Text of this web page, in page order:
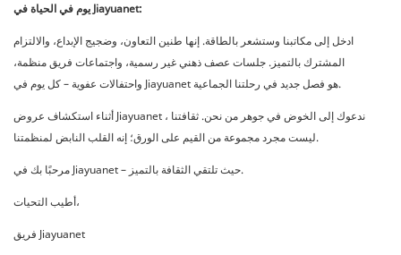
يوم في الحياة في Jiayuanet:
ادخل إلى مكاتبنا وستشعر بالطاقة. إنها طنين التعاون، وضجيج الإبداع، والالتزام
المشترك بالتميز. جلسات عصف ذهني غير رسمية، واجتماعات فريق منظمة،
واحتفالات عفوية – كل يوم في Jiayuanet هو فصل جديد في رحلتنا الجماعية.
أثناء استكشاف عروض Jiayuanet ، ندعوك إلى الخوض في جوهر من نحن. ثقافتنا
ليست مجرد مجموعة من القيم على الورق؛ إنه القلب النابض لمنظمتنا.
مرحبًا بك في Jiayuanet – حيث تلتقي الثقافة بالتميز.
أطيب التحيات،
فريق Jiayuanet